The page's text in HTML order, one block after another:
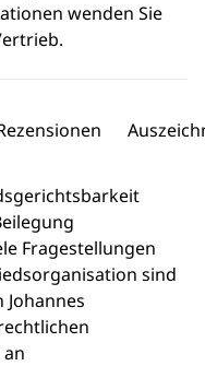
wenden Sie
Fragestellungen
sind